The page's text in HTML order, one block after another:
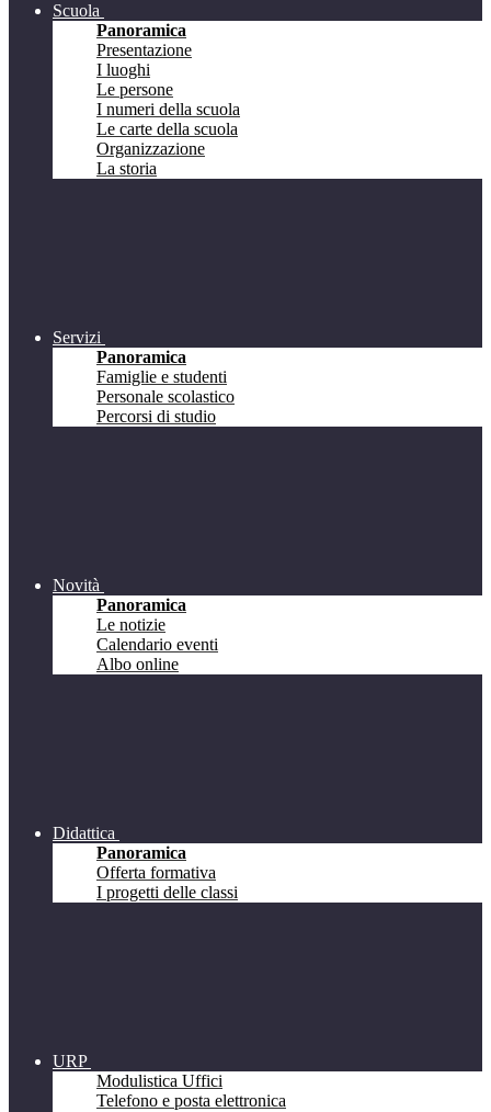
Scuola
Panoramica
Presentazione
I luoghi
Le persone
I numeri della scuola
Le carte della scuola
Organizzazione
La storia
Servizi
Panoramica
Famiglie e studenti
Personale scolastico
Percorsi di studio
Novità
Panoramica
Le notizie
Calendario eventi
Albo online
Didattica
Panoramica
Offerta formativa
I progetti delle classi
URP
Modulistica Uffici
Telefono e posta elettronica